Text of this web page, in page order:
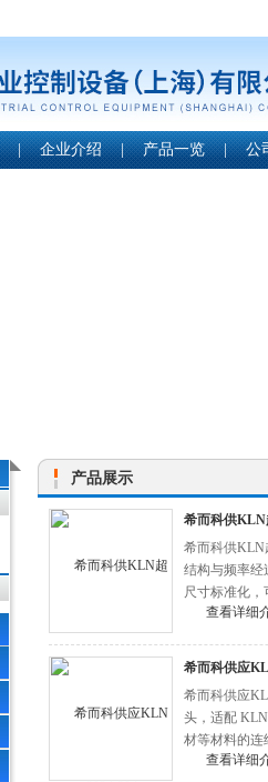
| 企业介绍 | 产品一览 | 公
产品展示
希而科供KLN
希而科供KLN
结构与频率经
尺寸标准化
查看详细
希而科供应
希而科供应
头，适配
材等材料的连
查看详细